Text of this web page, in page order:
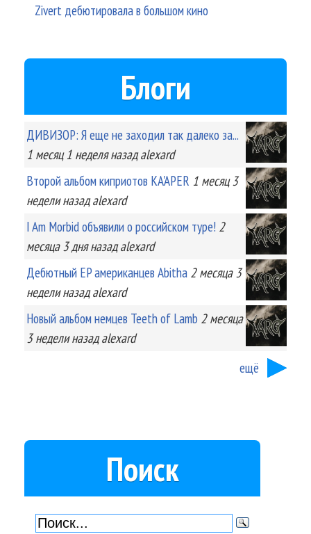
Zivert дебютировала в большом кино
Блоги
ДИВИЗОР: Я еще не заходил так далеко за...
1 месяц 1 неделяназад alexard
Второй альбом киприотов KA'APER 1 месяц 3
неделиназад alexard
I Am Morbid объявили о российском туре! 2
месяца 3 дняназад alexard
Дебютный EP американцев Abitha 2 месяца 3
неделиназад alexard
Новый альбом немцев Teeth of Lamb 2 месяца
3 неделиназад alexard
ещё
Поиск